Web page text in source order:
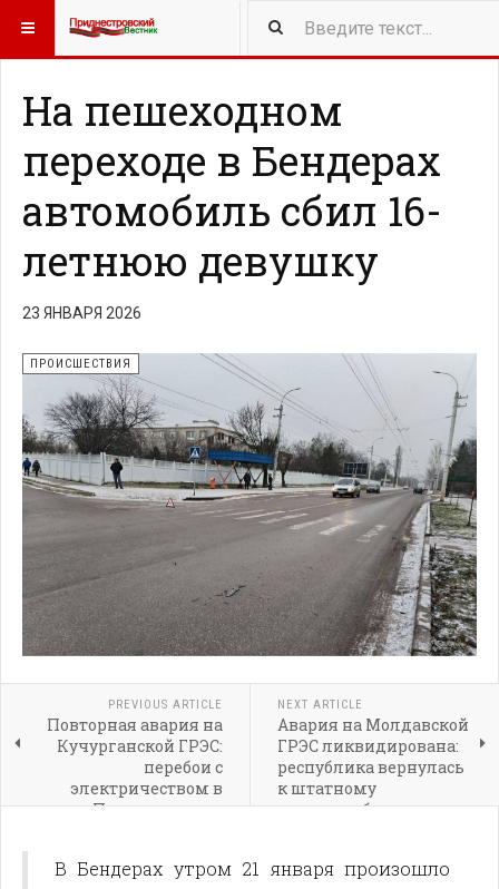
418 NEW ARTICLES
На пешеходном
переходе в Бендерах
автомобиль сбил 16-
летнюю девушку
23 ЯНВАРЯ 2026
ПРОИСШЕСТВИЯ
PREVIOUS ARTICLE
Повторная авария на
Кучурганской ГРЭС:
перебои с
электричеством в
Приднестровье
NEXT ARTICLE
Авария на Молдавской
ГРЭС ликвидирована:
республика вернулась
к штатному
энергоснабжению
В Бендерах утром 21 января произошло